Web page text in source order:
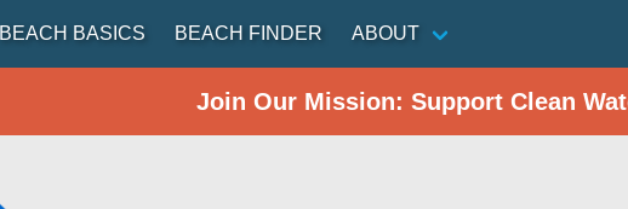
BEACH BASICS BEACH FINDER ABOUT
Join Our Mission: Support Clean